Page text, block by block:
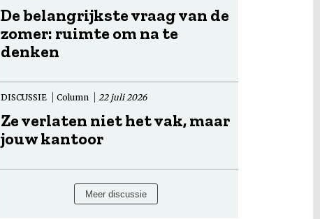
De belangrijkste vraag van de
zomer: ruimte om na te
denken
DISCUSSIE Column 22 juli 2026
Ze verlaten niet het vak, maar
jouw kantoor
Meer discussie